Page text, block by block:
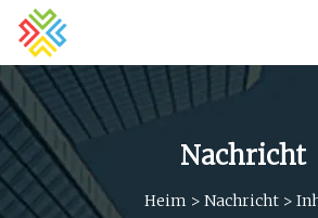
Nachricht
Heim > Nachricht >